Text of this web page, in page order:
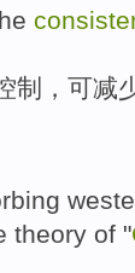
制 ， 可减
theory of "